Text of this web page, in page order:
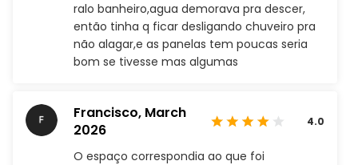
ralo banheiro,agua demorava pra descer,
então tinha q ficar desligando chuveiro pra
não alagar,e as panelas tem poucas seria
bom se tivesse mas algumas
Francisco, March
2026
4.0
O espaço correspondia ao que foi